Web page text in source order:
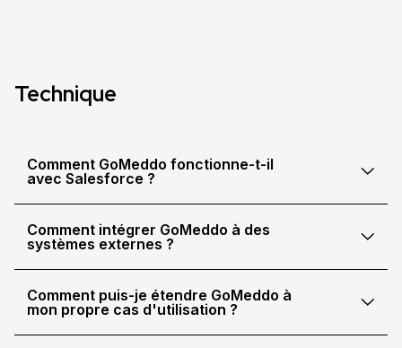
Technique
Comment GoMeddo fonctionne-t-il
avec Salesforce ?
Comment intégrer GoMeddo à des
systèmes externes ?
Comment puis-je étendre GoMeddo à
mon propre cas d'utilisation ?